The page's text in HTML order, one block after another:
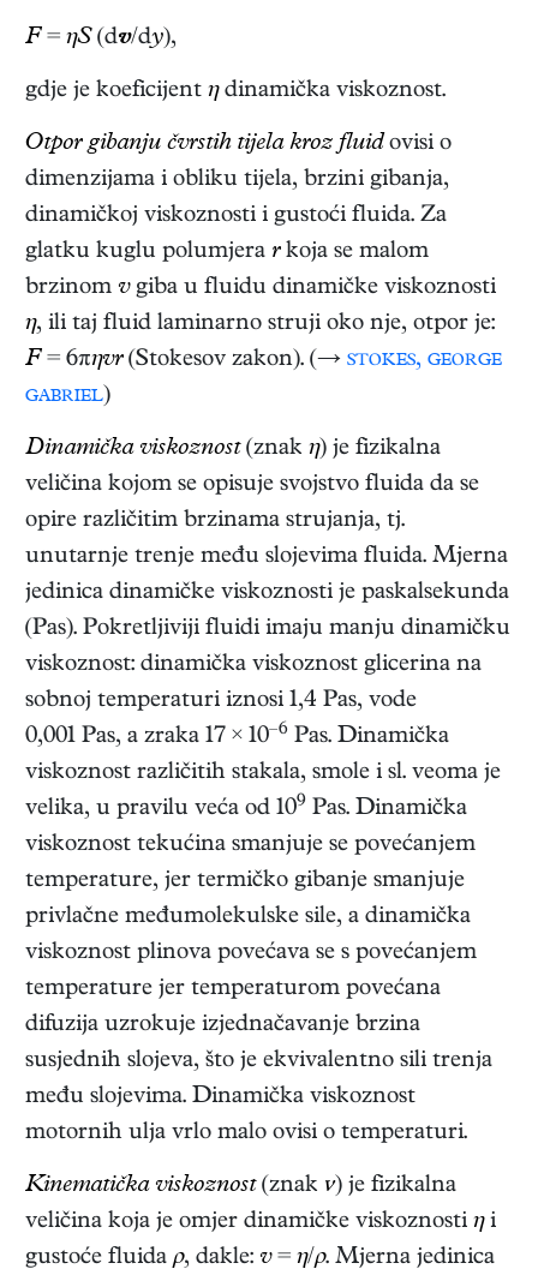
F= ηS(dv/dy),
gdje je koeficijent ηdinamička viskoznost.
Otpor gibanju čvrstih tijela kroz fluidovisi o
dimenzijama i obliku tijela, brzini gibanja,
dinamičkoj viskoznosti i gustoći fluida. Za
glatku kuglu polumjera rkoja se malom
brzinom vgiba u fluidu dinamičke viskoznosti
η, ili taj fluid laminarno struji oko nje, otpor je:
F= 6πηvr(Stokesov zakon). (→ stokes, george
gabriel)
Dinamička viskoznost(znak η) je fizikalna
veličina kojom se opisuje svojstvo fluida da se
opire različitim brzinama strujanja, tj.
unutarnje trenje među slojevima fluida. Mjerna
jedinica dinamičke viskoznosti je paskalsekunda
(Pas). Pokretljiviji fluidi imaju manju dinamičku
viskoznost: dinamička viskoznost glicerina na
sobnoj temperaturi iznosi 1,4 Pas, vode
0,001 Pas, a zraka 17 × 10–6 Pas. Dinamička
viskoznost različitih stakala, smole i sl. veoma je
velika, u pravilu veća od 109 Pas. Dinamička
viskoznost tekućina smanjuje se povećanjem
temperature, jer termičko gibanje smanjuje
privlačne međumolekulske sile, a dinamička
viskoznost plinova povećava se s povećanjem
temperature jer temperaturom povećana
difuzija uzrokuje izjednačavanje brzina
susjednih slojeva, što je ekvivalentno sili trenja
među slojevima. Dinamička viskoznost
motornih ulja vrlo malo ovisi o temperaturi.
Kinematička viskoznost(znak ν) je fizikalna
veličina koja je omjer dinamičke viskoznosti ηi
gustoće fluidaρ, dakle: v= η/ρ. Mjerna jedinica